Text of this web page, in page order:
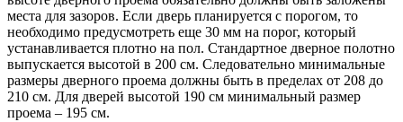
места для зазоров. Если дверь планируется с порогом, то
необходимо предусмотреть еще 30 мм на порог, который
устанавливается плотно на пол. Стандартное дверное полотно
выпускается высотой в 200 см. Следовательно минимальные
размеры дверного проема должны быть в пределах от 208 до
210 см. Для дверей высотой 190 см минимальный размер
проема – 195 см.